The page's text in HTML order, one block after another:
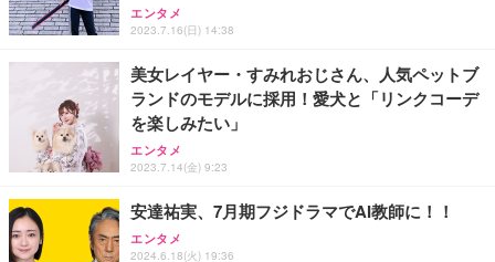
エンタメ
2023.7.16(日) 14:38
美女レイヤー・すみれおじさん、人気ペットブ
ランドのモデルに採用！愛犬と「リンクコーデ
を楽しみたい」
エンタメ
2023.7.14(金) 9:23
安達祐実、7月期フジドラマでAI教師に！！
エンタメ
2024.6.18(火) 19:36